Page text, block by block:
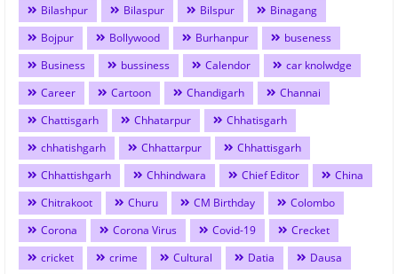
Bilashpur
Bilaspur Bilspur
Binagang
Bojpur
Bollywood Burhanpur
buseness
Business
bussiness Calendor
car knolwdge
Career
Cartoon Chandigarh
Channai
Chattisgarh
Chhatarpur
Chhatisgarh
chhatishgarh
Chhattarpur
Chhattisgarh
Chhattishgarh
Chhindwara Chief Editor
China
Chitrakoot
Churu CM Birthday
Colombo
Corona
Corona Virus Covid-19
Crecket
cricket
crime Cultural Datia
Dausa